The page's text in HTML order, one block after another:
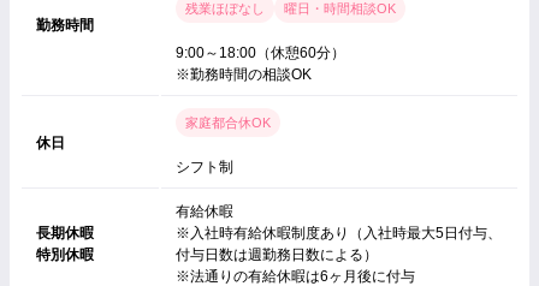
勤務時間
残業ほぼなし
曜日・時間相談OK
9:00～18:00（休憩60分）
※勤務時間の相談OK
休日
家庭都合休OK
シフト制
長期休暇
特別休暇
有給休暇
※入社時有給休暇制度あり（入社時最大5日付与、
付与日数は週勤務日数による）
※法通りの有給休暇は6ヶ月後に付与